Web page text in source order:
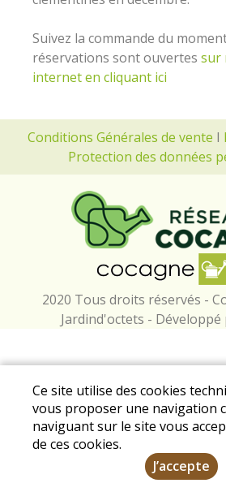
Suivez la commande du
réservations sont ouvertes sur
internet en cliquant ici
Conditions Générales de vente I
Protection des données
2020 Tous droits réservés -
Jardind'octets - Développé
Ce site utilise des cookies
vous proposer une navigation
naviguant sur le site vous
de ces cookies.
J’accepte